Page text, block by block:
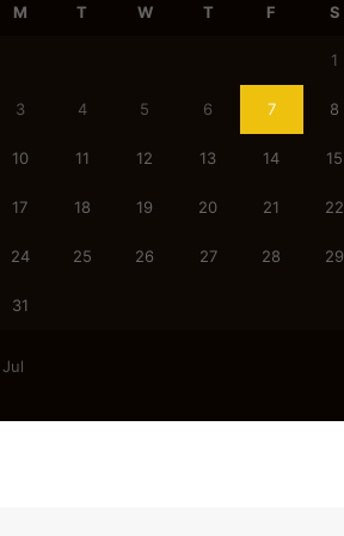
M T W T F S
1
3 4 5 6 7 8
10 11 12 13 14 15
17 18 19 20 21 22
24 25 26 27 28 29
31
Jul